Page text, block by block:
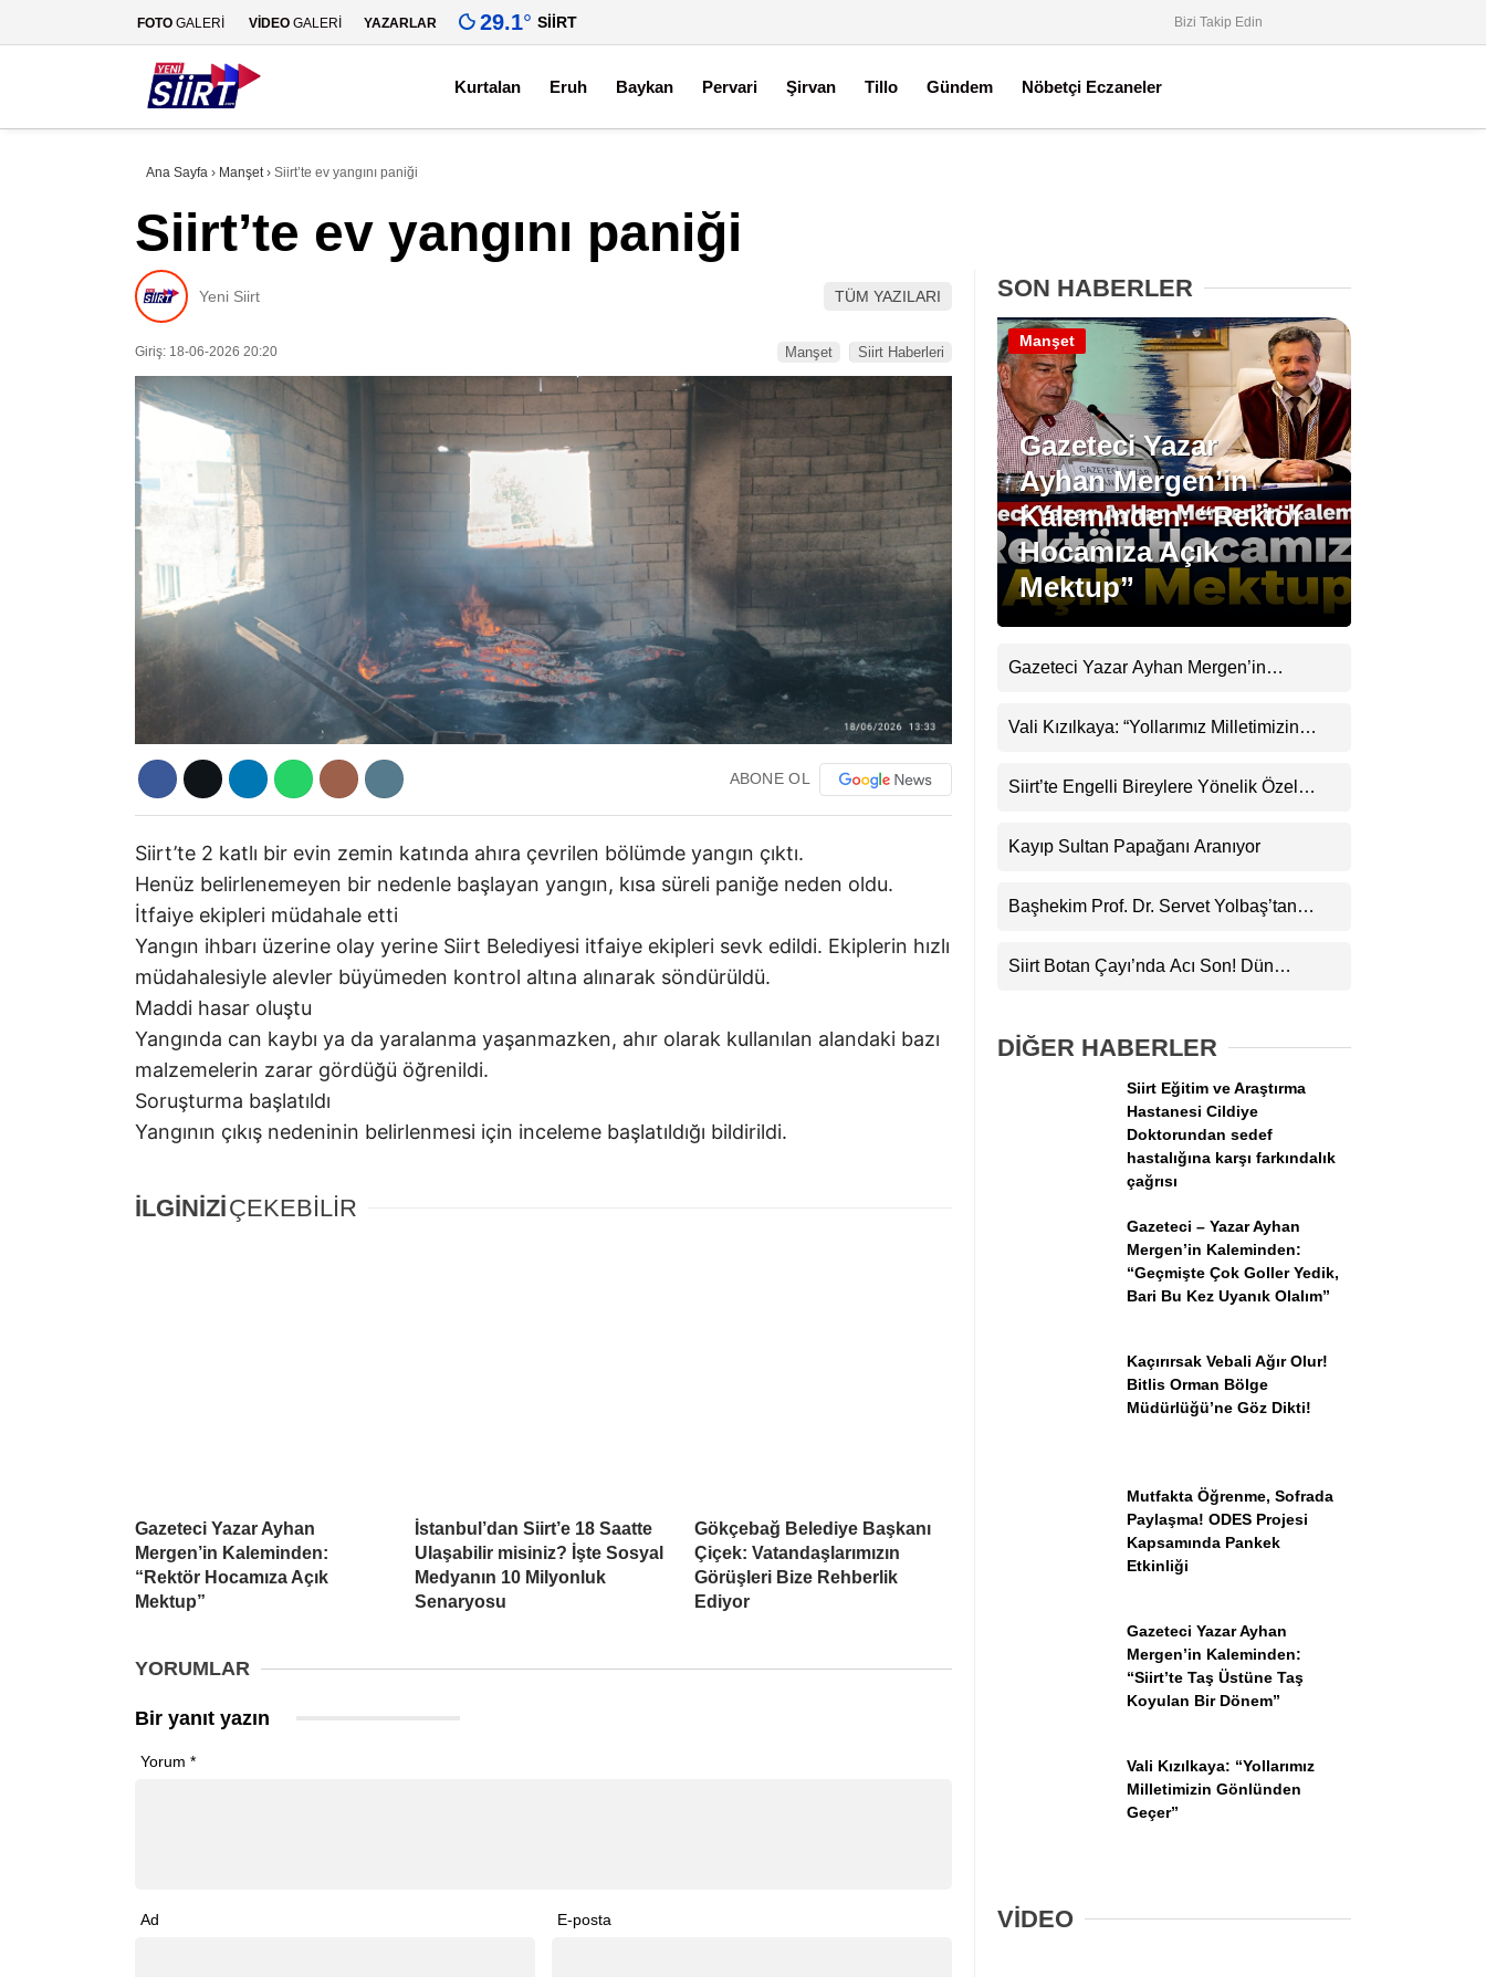
Gündem
Ekonomi
Spor
Magazin
Teknoloji
Facebook
Instagram
FOTO GALERİ VİDEO GALERİ YAZARLAR 29.1° SIIRT Bizi Takip Edin
Kurtalan Eruh Baykan Pervari Şirvan Tillo Gündem Nöbetçi Eczaneler
Ana Sayfa › Manşet› Siirt’te ev yangını paniği
Siirt’te ev yangını paniği
Yeni Siirt TÜM YAZILARI
Giriş: 18-06-2026 20:20 Manşet Siirt Haberleri
ABONE OL
Siirt’te 2 katlı bir evin zemin katında ahıra çevrilen bölümde yangın çıktı.
Henüz belirlenemeyen bir nedenle başlayan yangın, kısa süreli paniğe neden oldu.
İtfaiye ekipleri müdahale etti
Yangın ihbarı üzerine olay yerine Siirt Belediyesi itfaiye ekipleri sevk edildi. Ekiplerin hızlı
müdahalesiyle alevler büyümeden kontrol altına alınarak söndürüldü.
Maddi hasar oluştu
Yangında can kaybı ya da yaralanma yaşanmazken, ahır olarak kullanılan alandaki bazı
malzemelerin zarar gördüğü öğrenildi.
Soruşturma başlatıldı
Yangının çıkış nedeninin belirlenmesi için inceleme başlatıldığı bildirildi.
İLGİNİZİÇEKEBİLİR
Gazeteci Yazar Ayhan
Mergen’in Kaleminden:
“Rektör Hocamıza Açık
Mektup”
İstanbul’dan Siirt’e 18 Saatte
Ulaşabilir misiniz? İşte Sosyal
Medyanın 10 Milyonluk
Senaryosu
Gökçebağ Belediye Başkanı
Çiçek: Vatandaşlarımızın
Görüşleri Bize Rehberlik
Ediyor
YORUMLAR
Bir yanıt yazın
Yorum *
Ad E-posta
SON HABERLER
Gazeteci Yazar
Ayhan Mergen’in
Kaleminden: “Rektör
Hocamıza Açık
Mektup”
Manşet
Gazeteci Yazar Ayhan Mergen’in
Koyulan Bir Dönem”
Vali Kızılkaya: “Yollarımız Milletimizin
Siirt’te Engelli Bireylere Yönelik Özel
Kayıp Sultan Papağanı Aranıyor
Başhekim Prof. Dr. Servet Yolbaş’tan
Siirt Botan Çayı’nda Acı Son! Dün
DİĞER HABERLER
Siirt Eğitim ve Araştırma
Hastanesi Cildiye
Doktorundan sedef
hastalığına karşı farkındalık
çağrısı
Gazeteci – Yazar Ayhan
Mergen’in Kaleminden:
“Geçmişte Çok Goller Yedik,
Bari Bu Kez Uyanık Olalım”
Kaçırırsak Vebali Ağır Olur!
Bitlis Orman Bölge
Müdürlüğü’ne Göz Dikti!
Mutfakta Öğrenme, Sofrada
Paylaşma! ODES Projesi
Kapsamında Pankek
Etkinliği
Gazeteci Yazar Ayhan
Mergen’in Kaleminden:
“Siirt’te Taş Üstüne Taş
Koyulan Bir Dönem”
Vali Kızılkaya: “Yollarımız
Milletimizin Gönlünden
Geçer”
VİDEO